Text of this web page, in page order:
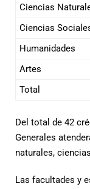
Ciencias
Ciencias
Humanidades
Artes
Total
Del total de 42
Generales
naturales,
Las facultades y